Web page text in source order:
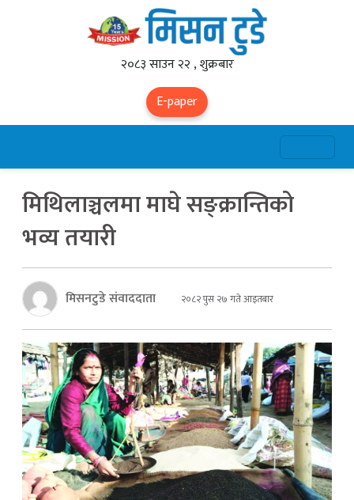
२०८३ साउन २२ , शुक्रबार
E-paper
मिथिलाञ्चलमा माघे सङ्क्रान्तिको
भव्य तयारी
मिसनटुडे संवाददाता २०८२ पुस २७ गते आइतबार